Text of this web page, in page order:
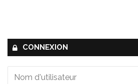
CONNEXION